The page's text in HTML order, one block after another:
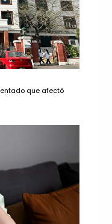
que afectó